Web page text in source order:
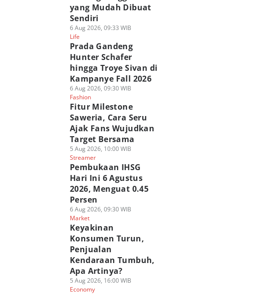
yang Mudah Dibuat
Sendiri
6 Aug 2026, 09:33 WIB
Life
Prada Gandeng
Hunter Schafer
hingga Troye Sivan di
Kampanye Fall 2026
6 Aug 2026, 09:30 WIB
Fashion
Fitur Milestone
Saweria, Cara Seru
Ajak Fans Wujudkan
Target Bersama
5 Aug 2026, 10:00 WIB
Streamer
Pembukaan IHSG
Hari Ini 6 Agustus
2026, Menguat 0.45
Persen
6 Aug 2026, 09:30 WIB
Market
Keyakinan
Konsumen Turun,
Penjualan
Kendaraan Tumbuh,
Apa Artinya?
5 Aug 2026, 16:00 WIB
Economy